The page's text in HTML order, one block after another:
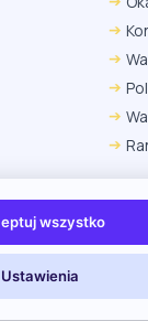
Na
Na
wszystko
Ustawienia